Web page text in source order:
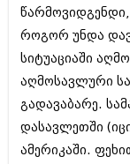
ოქტომბერი
აგვისტო
ივლისი
ივნისი
მაისი
აპრილი
თებერვალი
როგორ უნდა
სიტუაციაში
აღმოსავლური
გადავაბარე.
დასავლეთში
ამერიკაში.